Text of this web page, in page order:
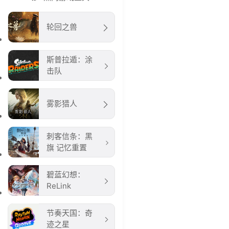
轮回之兽
斯普拉遁：涂
击队
雾影猎人
刺客信条：黑
旗 记忆重置
碧蓝幻想：
ReLink
节奏天国：奇
迹之星